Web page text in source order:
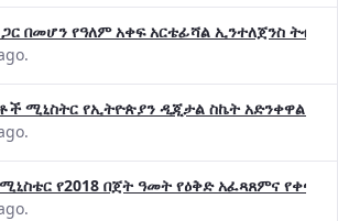
በመሆን የዓለም አቀፍ አርቴፊሻል ኢንተለጀንስ
ሚኒስትር የኢትዮጵያን ዲጂታል ስኬት አድንቀዋል
የ2018 በጀት ዓመት የዕቅድ አፈጻጸምና